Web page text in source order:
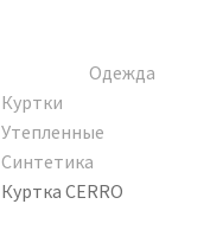
Одежда
Куртки
Утепленные
Синтетика
Куртка CERRO